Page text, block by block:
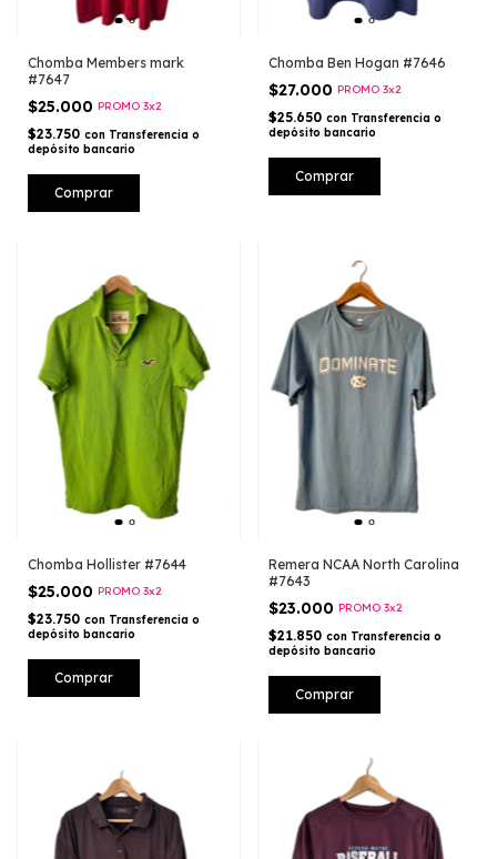
Chomba Members mark
#7647
$25.000 PROMO 3x2
$23.750 con Transferencia o
depósito bancario
Comprar
Chomba Ben Hogan #7646
$27.000 PROMO 3x2
$25.650 con Transferencia o
depósito bancario
Comprar
Chomba Hollister #7644
$25.000 PROMO 3x2
$23.750 con Transferencia o
depósito bancario
Comprar
Remera NCAA North Carolina
#7643
$23.000 PROMO 3x2
$21.850 con Transferencia o
depósito bancario
Comprar